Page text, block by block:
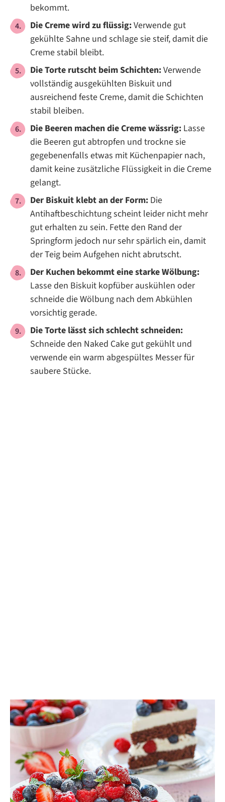
bekommt.
Die Creme wird zu flüssig:Verwende gut
gekühlte Sahne und schlage sie steif, damit die
Creme stabil bleibt.
Die Torte rutscht beim Schichten:Verwende
vollständig ausgekühlten Biskuit und
ausreichend feste Creme, damit die Schichten
stabil bleiben.
Die Beeren machen die Creme wässrig: Lasse
die Beeren gut abtropfen und trockne sie
gegebenenfalls etwas mit Küchenpapier nach,
damit keine zusätzliche Flüssigkeit in die Creme
gelangt.
Der Biskuit klebt an der Form: Die
Antihaftbeschichtung scheint leider nicht mehr
gut erhalten zu sein. Fette den Rand der
Springform jedoch nur sehr spärlich ein, damit
der Teig beim Aufgehen nicht abrutscht.
Der Kuchen bekommt eine starke Wölbung:
Lasse den Biskuit kopfüber auskühlen oder
schneide die Wölbung nach dem Abkühlen
vorsichtig gerade.
Die Torte lässt sich schlecht schneiden:
Schneide den Naked Cake gut gekühlt und
verwende ein warm abgespültes Messer für
saubere Stücke.